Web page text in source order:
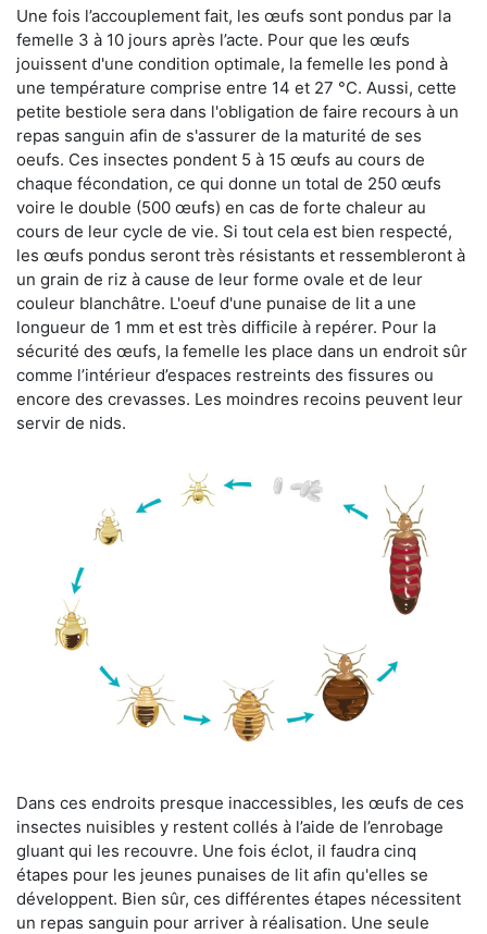
Une fois l’accouplement fait, les œufs sont pondus par la
femelle 3 à 10 jours après l’acte. Pour que les œufs
jouissent d'une condition optimale, la femelle les pond à
une température comprise entre 14 et 27 °C. Aussi, cette
petite bestiole sera dans l'obligation de faire recours à un
repas sanguin afin de s'assurer de la maturité de ses
oeufs. Ces insectes pondent 5 à 15 œufs au cours de
chaque fécondation, ce qui donne un total de 250 œufs
voire le double (500 œufs) en cas de forte chaleur au
cours de leur cycle de vie. Si tout cela est bien respecté,
les œufs pondus seront très résistants et ressembleront à
un grain de riz à cause de leur forme ovale et de leur
couleur blanchâtre. L'oeuf d'une punaise de lit a une
longueur de 1 mm et est très difficile à repérer. Pour la
sécurité des œufs, la femelle les place dans un endroit sûr
comme l’intérieur d’espaces restreints des fissures ou
encore des crevasses. Les moindres recoins peuvent leur
servir de nids.
Dans ces endroits presque inaccessibles, les œufs de ces
insectes nuisibles y restent collés à l’aide de l’enrobage
gluant qui les recouvre. Une fois éclot, il faudra cinq
étapes pour les jeunes punaises de lit afin qu'elles se
développent. Bien sûr, ces différentes étapes nécessitent
un repas sanguin pour arriver à réalisation. Une seule